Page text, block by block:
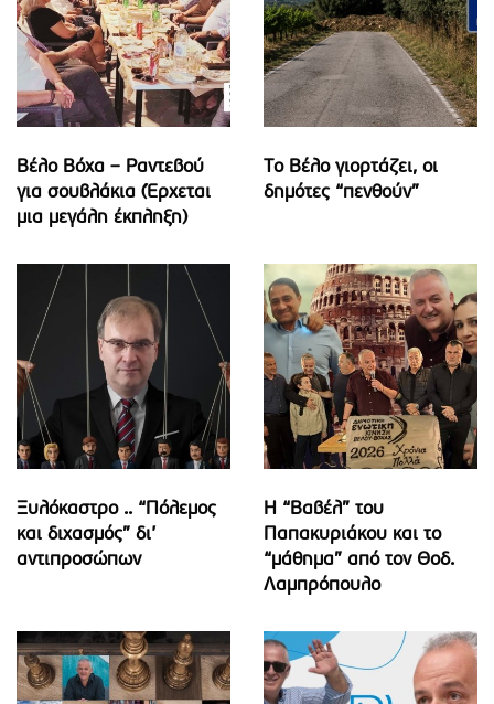
Βέλο Βόχα – Ραντεβού
για σουβλάκια (Έρχεται
μια μεγάλη έκπληξη)
Το Βέλο γιορτάζει, οι
δημότες “πενθούν”
Ξυλόκαστρο .. “Πόλεμος
και διχασμός” δι’
αντιπροσώπων
Η “Βαβέλ” του
Παπακυριάκου και το
“μάθημα” από τον Θοδ.
Λαμπρόπουλο